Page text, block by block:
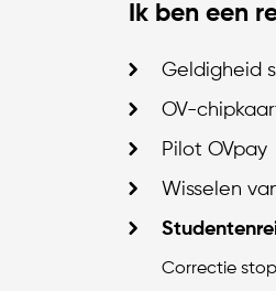
Ik ben een
Geldigheid
OV-
Pilot OVpay
Wisselen
Correctie